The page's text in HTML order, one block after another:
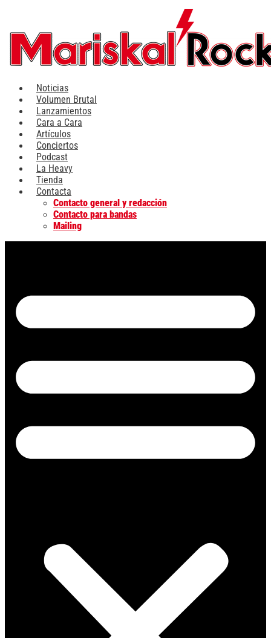
contenido
Noticias
Volumen Brutal
Lanzamientos
Cara a Cara
Artículos
Conciertos
Podcast
La Heavy
Tienda
Contacta
Contacto general y redacción
Contacto para bandas
Mailing